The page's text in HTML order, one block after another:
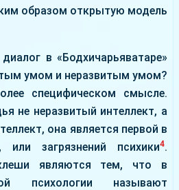
образом открытую модель
в «Бодхичарьяватаре»
умом и неразвитым умом?
специфическом смысле.
не неразвитый интеллект, а
она является первой в
загрязнений психики4.
являются тем, что в
психологии называют